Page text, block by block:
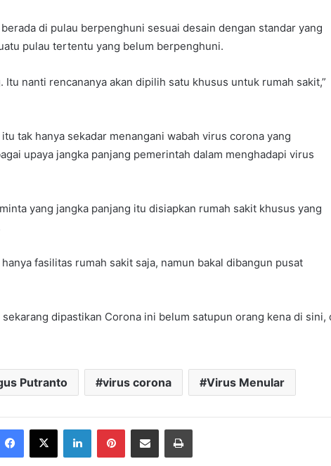
di pulau berpenghuni sesuai desain dengan standar yang
pulau tertentu yang belum berpenghuni.
Itu nanti rencananya akan dipilih satu khusus untuk rumah sakit,”
tak hanya sekadar menangani wabah virus corona yang
upaya jangka panjang pemerintah dalam menghadapi virus
yang jangka panjang itu disiapkan rumah sakit khusus yang
fasilitas rumah sakit saja, namun bakal dibangun pusat
dipastikan Corona ini belum satupun orang kena di sini,
Putranto virus corona Virus Menular
Facebook
X LinkedInPinterestShare via Email Print